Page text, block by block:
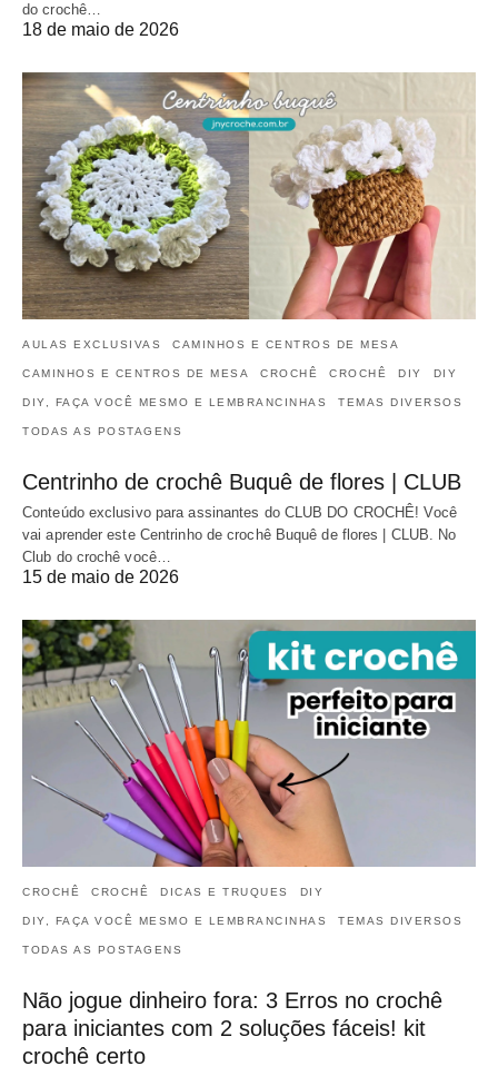
do crochê…
18 de maio de 2026
AULAS EXCLUSIVAS CAMINHOS E CENTROS DE MESA
CAMINHOS E CENTROS DE MESA CROCHÊ CROCHÊ DIY DIY
DIY, FAÇA VOCÊ MESMO E LEMBRANCINHAS TEMAS DIVERSOS
TODAS AS POSTAGENS
Centrinho de crochê Buquê de flores | CLUB
Conteúdo exclusivo para assinantes do CLUB DO CROCHÊ! Você
vai aprender este Centrinho de crochê Buquê de flores | CLUB. No
Club do crochê você…
15 de maio de 2026
CROCHÊ CROCHÊ DICAS E TRUQUES DIY
DIY, FAÇA VOCÊ MESMO E LEMBRANCINHAS TEMAS DIVERSOS
TODAS AS POSTAGENS
Não jogue dinheiro fora: 3 Erros no crochê
para iniciantes com 2 soluções fáceis! kit
crochê certo